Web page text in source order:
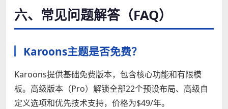
六、常见问题解答（FAQ）
Karoons主题是否免费？
Karoons提供基础免费版本，包含核心功能和有限模
板。高级版本（Pro）解锁全部22个预设布局、高级自
定义选项和优先技术支持，价格为$49/年。